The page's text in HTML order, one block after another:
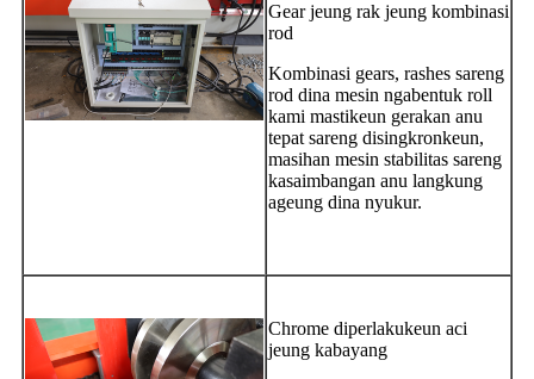
Gear jeung rak jeung kombinasi
rod
Kombinasi gears, rashes sareng
rod dina mesin ngabentuk roll
kami mastikeun gerakan anu
tepat sareng disingkronkeun,
masihan mesin stabilitas sareng
kasaimbangan anu langkung
ageung dina nyukur.
Chrome diperlakukeun aci
jeung kabayang